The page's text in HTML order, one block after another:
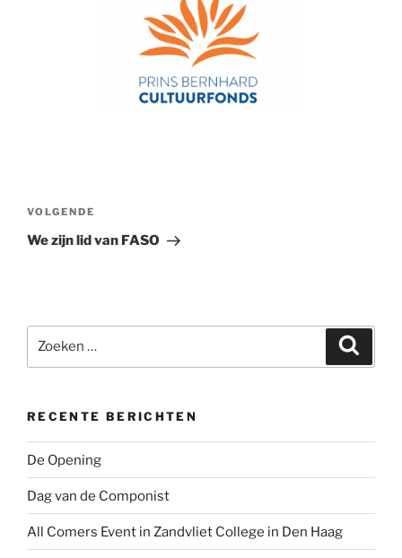
navigatie
Volgend
bericht
VOLGENDE
We zijn lid van FASO
naar:
RECENTE BERICHTEN
De Opening
Dag van de Componist
All Comers Event in Zandvliet College in Den Haag